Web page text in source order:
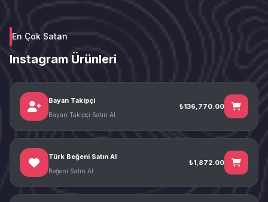
En Çok Satan
Instagram Ürünleri
Bayan Takipçi
Bayan Takipçi Satın Al
₺136,770.00
Türk Beğeni Satın Al
Beğeni Satın Al
₺1,872.00